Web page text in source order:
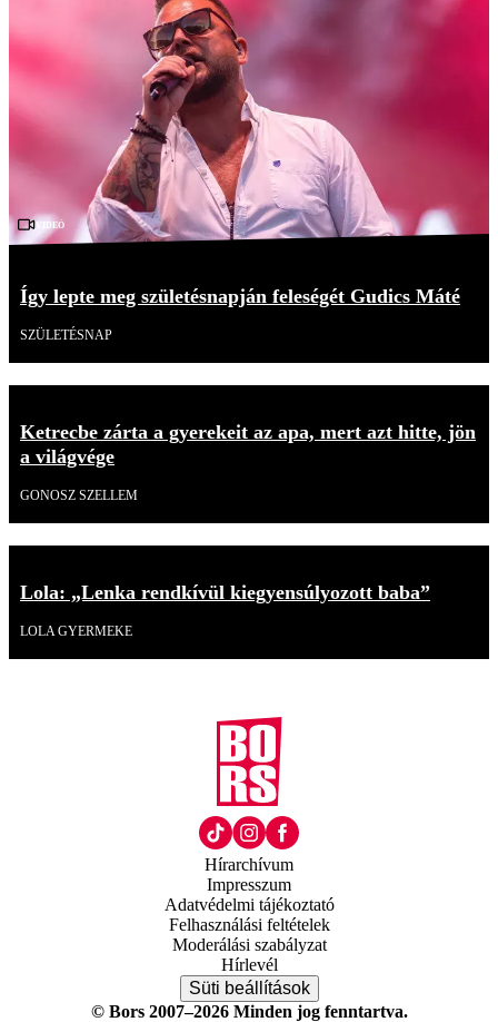
Videó
Így lepte meg születésnapján feleségét Gudics Máté
SZÜLETÉSNAP
Ketrecbe zárta a gyerekeit az apa, mert azt hitte, jön
a világvége
GONOSZ SZELLEM
Lola: „Lenka rendkívül kiegyensúlyozott baba”
LOLA GYERMEKE
Hírarchívum
Impresszum
Adatvédelmi tájékoztató
Felhasználási feltételek
Moderálási szabályzat
Hírlevél
Süti beállítások
© Bors 2007–2026 Minden jog fenntartva.